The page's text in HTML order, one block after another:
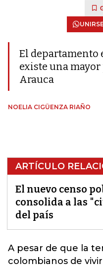
El departamento
existe una
Arauca
NOELIA CIGÜENZA RIAÑO
ARTÍCULO
El nuevo censo
consolida a las
del país
A pesar de que la
colombianos de